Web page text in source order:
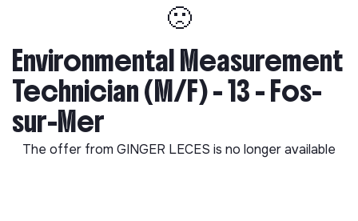
🙁
Environmental Measurement
Technician (M/F) - 13 - Fos-
sur-Mer
The offer from GINGER LECES is no longer available